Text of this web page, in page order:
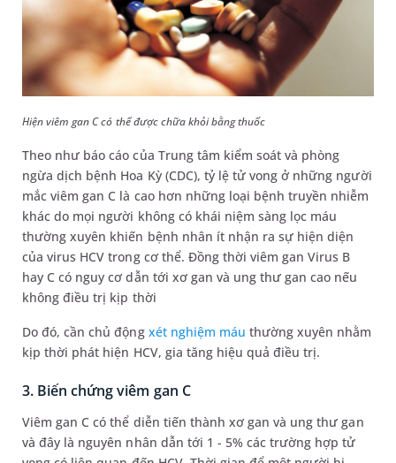
Hiện viêm gan C có thể được chữa khỏi bằng thuốc
Theo như báo cáo của Trung tâm kiểm soát và phòng
ngừa dịch bệnh Hoa Kỳ (CDC), tỷ lệ tử vong ở những người
mắc viêm gan C là cao hơn những loại bệnh truyền nhiễm
khác do mọi người không có khái niệm sàng lọc máu
thường xuyên khiến bệnh nhân ít nhận ra sự hiện diện
của virus HCV trong cơ thể. Đồng thời viêm gan Virus B
hay C có nguy cơ dẫn tới xơ gan và ung thư gan cao nếu
không điều trị kịp thời
Do đó, cần chủ động xét nghiệm máu thường xuyên nhằm
kịp thời phát hiện HCV, gia tăng hiệu quả điều trị.
3. Biến chứng viêm gan C
Viêm gan C có thể diễn tiến thành xơ gan và ung thư gan
và đây là nguyên nhân dẫn tới 1 - 5% các trường hợp tử